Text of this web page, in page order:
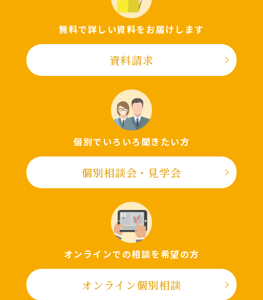
無料で詳しい資料をお届けします
資料請求
個別でいろいろ聞きたい⽅
個別相談会・⾒学会
オンラインでの相談を希望の⽅
オンライン個別相談